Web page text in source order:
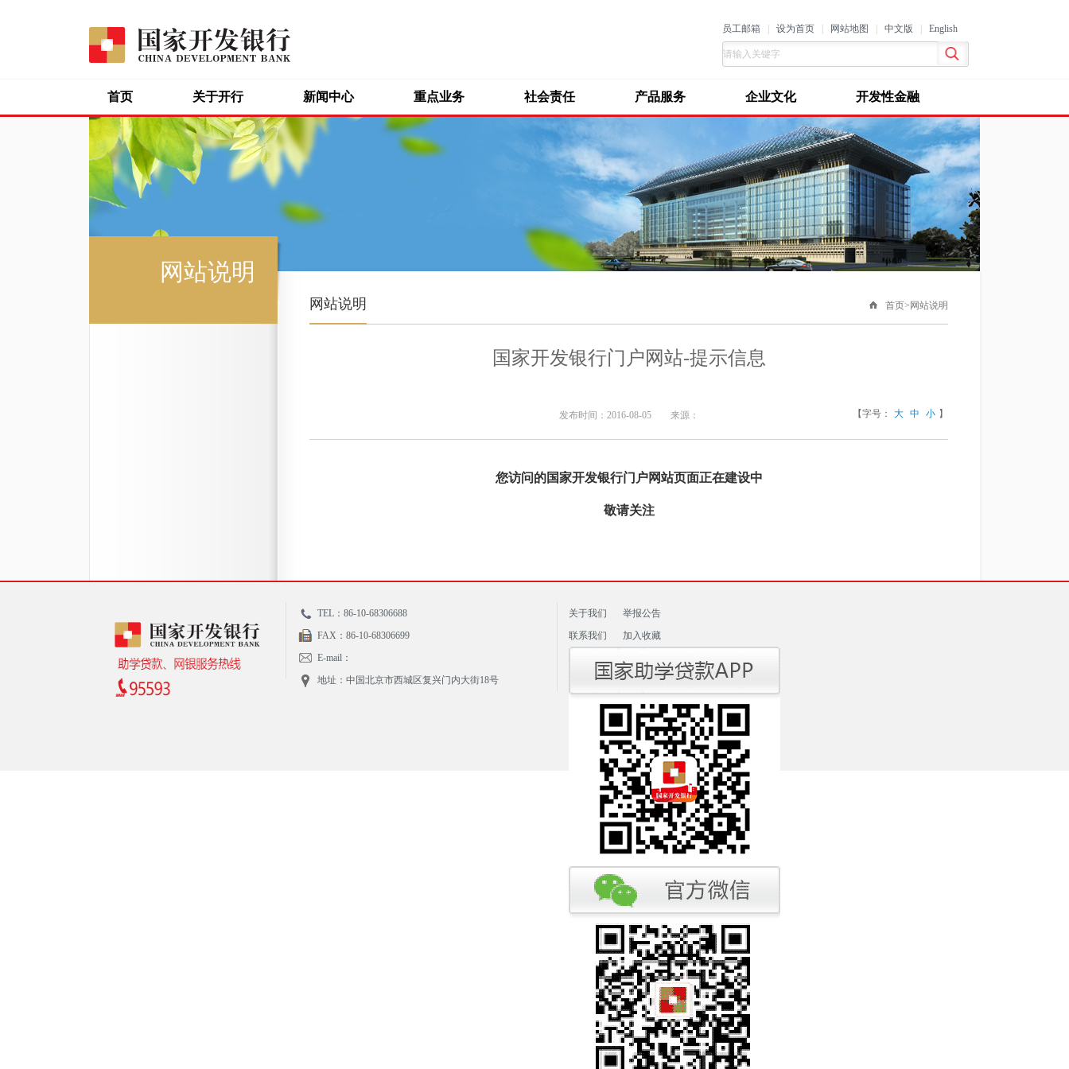
员工邮箱 设为首页 网站地图 中文版 English
首页 关于开行 新闻中心 重点业务 社会责任 产品服务 企业文化 开发性金融
网站说明
网站说明 首页>网站说明
国家开发银行门户网站-提示信息
【字号： 大 中 小 】
发布时间：2016-08-05 来源：
您访问的国家开发银行门户网站页面正在建设中
敬请关注
TEL：86-10-68306688
FAX：86-10-68306699
E-mail：
地址：中国北京市西城区复兴门内大街18号
关于我们
举报公告
联系我们
加入收藏